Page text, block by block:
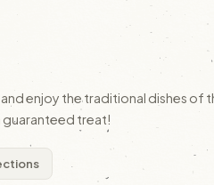
enjoy the traditional dishes of
guaranteed treat!